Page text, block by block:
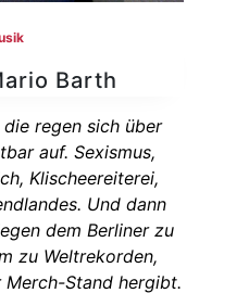
Barth
regen sich über
auf. Sexismus,
Klischeereiterei,
Und dann
dem Berliner zu
zu Weltrekorden,
Merch-Stand hergibt.